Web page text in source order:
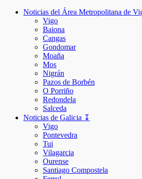
Noticias del Área Metropolitana de
Vigo
Baiona
Cangas
Gondomar
Moaña
Mos
Nigrán
Pazos de Borbén
O Porriño
Redondela
Salceda
Noticias de Galicia ↧
Vigo
Pontevedra
Tui
Vilagarcia
Ourense
Santiago Compostela